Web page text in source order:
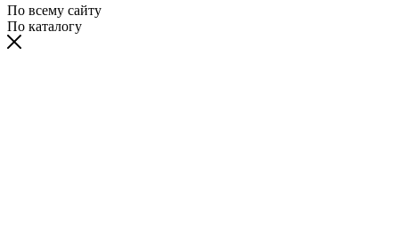
По всему сайту
По каталогу